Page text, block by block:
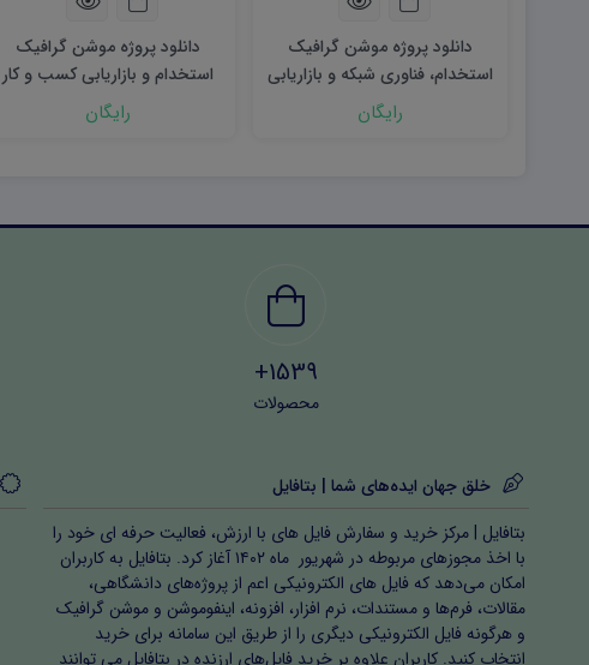
دانلود پروژه موشن گرافیک
استخدام، فناوری شبکه و بازاریابی
کسب و کار
رایگان
دانلود پروژه موشن گرافیک
استخدام و بازاریابی کسب و کار
رایگان
1539+
محصولات
خلق جهان ایده‌های شما | بتافایل
بتافایل | مرکز خرید و سفارش فایل های با ارزش، فعالیت حرفه ای خود را
با اخذ مجوزهای مربوطه در شهریور ماه ۱۴۰۲ آغاز کرد. بتافایل به کاربران
امکان می‌دهد که فایل های الکترونیکی اعم از پروژه‌های دانشگاهی،
مقالات، فرم‌ها و مستندات، نرم افزار، افزونه، اینفوموشن و موشن گرافیک
و هرگونه فایل الکترونیکی دیگری را از طریق این سامانه برای خرید
انتخاب کنید. کاربران علاوه بر خرید فایل‌های ارزنده در بتافایل می توانند